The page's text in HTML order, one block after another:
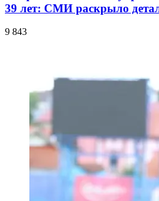
39 лет: СМИ раскрыло
9 843